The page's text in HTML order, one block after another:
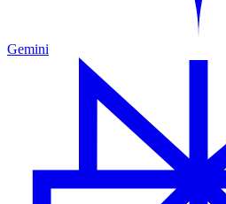
Gemini